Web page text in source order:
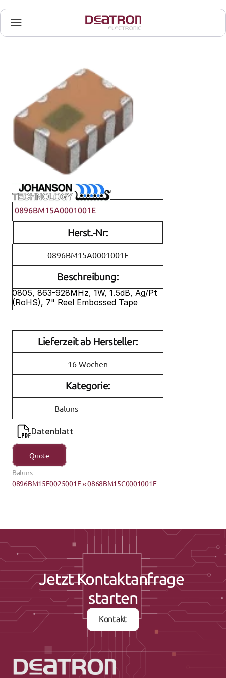
Johanson Technology
0896BM15A0001001E
Herst.-Nr:
0896BM15A0001001E
Beschreibung:
0805, 863-928MHz, 1W, 1.5dB, Ag/Pt
(RoHS), 7" Reel Embossed Tape
Lieferzeit ab Hersteller:
16 Wochen
Kategorie:
Baluns
Datenblatt
Quote
Baluns
0896BM15E0025001E ›‹ 0868BM15C0001001E
Jetzt Kontaktanfrage
starten
Kontakt